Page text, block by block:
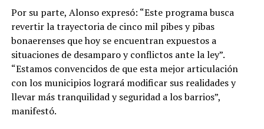
Por su parte, Alonso expresó: “Este programa busca
revertir la trayectoria de cinco mil pibes y pibas
bonaerenses que hoy se encuentran expuestos a
situaciones de desamparo y conflictos ante la ley”.
“Estamos convencidos de que esta mejor articulación
con los municipios logrará modificar sus realidades y
llevar más tranquilidad y seguridad a los barrios”,
manifestó.